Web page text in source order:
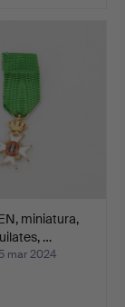
miniatura,
…
mar 2024